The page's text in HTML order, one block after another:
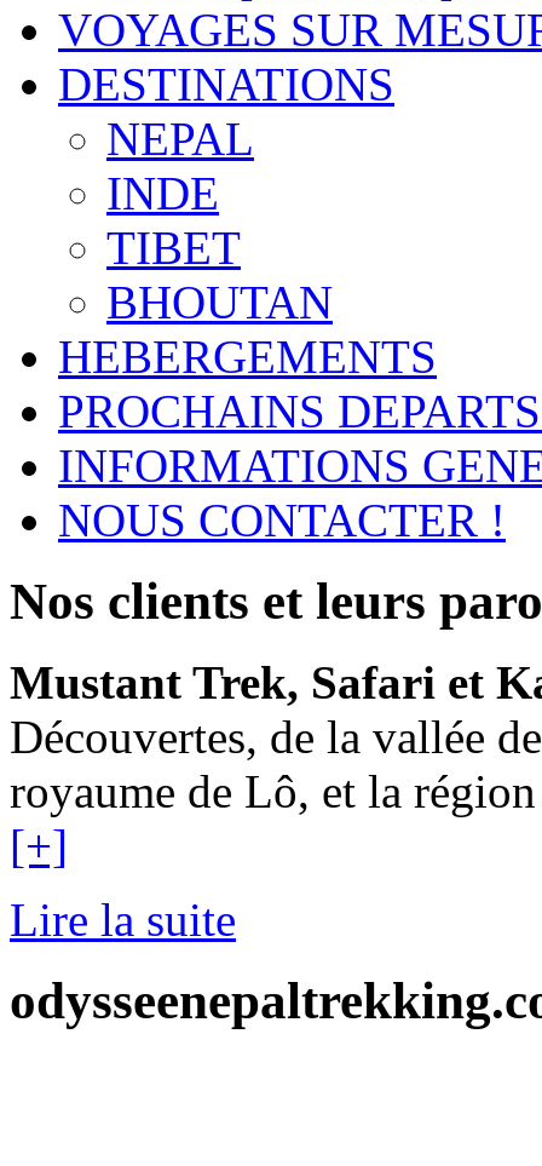
VOYAGES SUR
DESTINATIONS
NEPAL
INDE
TIBET
BHOUTAN
HEBERGEMENTS
PROCHAINS
INFORMATIONS
NOUS CONTACTER !
Nos clients et leurs
Mustant Trek, Safari et
Découvertes, de la vallée
royaume de Lô, et la
[+]
Lire la suite